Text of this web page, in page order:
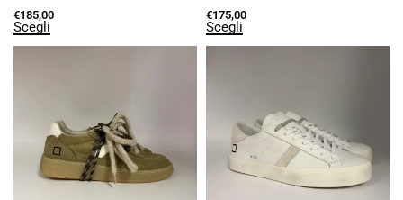
€185,00
Scegli
€175,00
Scegli